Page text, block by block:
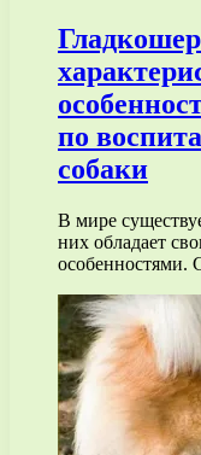
по
собаки
В мире
них обладает